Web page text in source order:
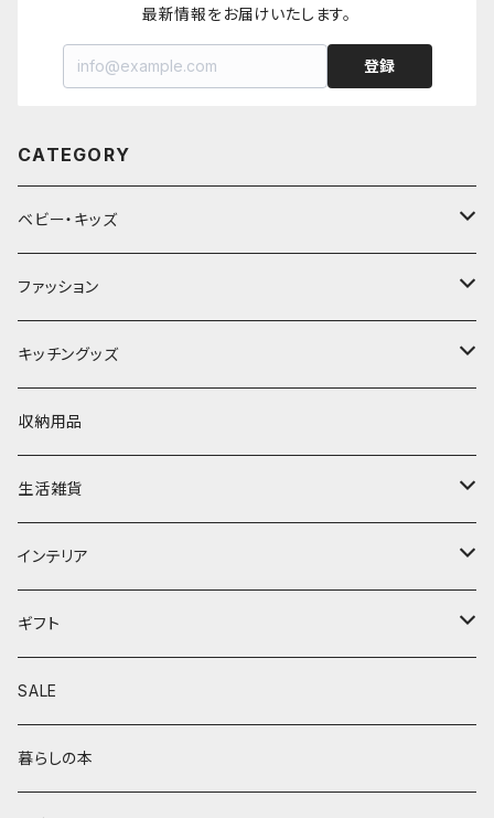
最新情報をお届けいたします。
登録
CATEGORY
ベビー・キッズ
ベビー服(〜95cm)
70cm
80cm
キッズ服(100cm〜)
100cm
110cm
子ども用ファッション小物
ヘアアクセサリー
スタイ
行事/記念品
ベビー用品
通園、通学グッズ
おもちゃ
kiko&gg
男の子服
ファッション
トップス
ワンピース
ボトム
サロペット
アウター
バッグ・ポーチ
ポーチ
アクセサリー
キッチングッズ
食器
ラーメン鉢
カトラリー
調理器具
ファブリック
コースター
鍋敷き
収納用品
生活雑貨
防虫グッズ
暮らしの道具
ショッピングバッグ
インテリア
ラグ/マット
インテリア小物
花器
ドライフラワー
ギフト
ベビーギフト
誕生日ギフト
SALE
暮らしの本